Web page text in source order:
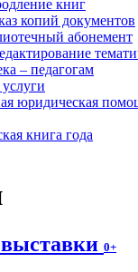
книг
копий документов
абонемент
– педагогам
юридическая
книга года
0+